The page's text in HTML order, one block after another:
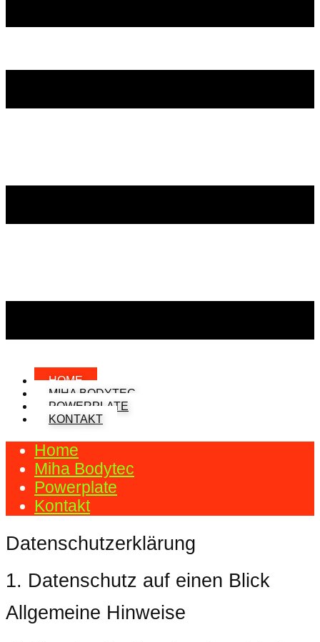
HOME
MIHA BODYTEC
POWERPLATE
KONTAKT
Home
Miha Bodytec
Powerplate
Kontakt
Datenschutzerklärung
1. Datenschutz auf einen Blick
Allgemeine Hinweise